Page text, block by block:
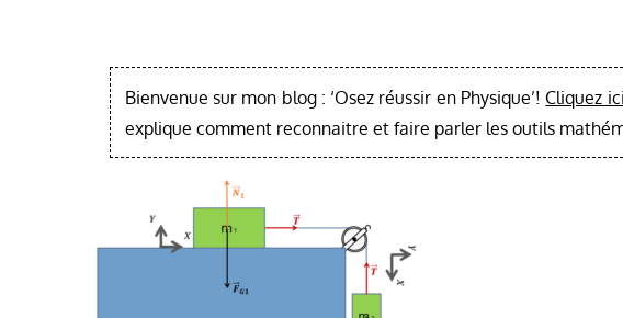
Bienvenue sur mon blog : ‘Osez réussir en Physique’! Cliquez
explique comment reconnaitre et faire parler les outils